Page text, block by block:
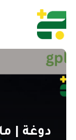
دوغة |